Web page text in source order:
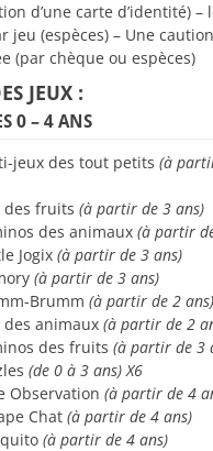
d’une carte d’identité) –
jeu (espèces) – Une
(par chèque ou espèces)
JEUX :
0 – 4 ANS
jeux des tout petits (à
des fruits (à partir de 3 ans)
des animaux(à partir
Jogix(à partir de 3 ans)
(à partir de 3 ans)
Brumm (à partir de 2 ans)
des animaux (à partir de 2
des fruits (à partir de 3
(de 0 à 3 ans) X6
Observation (à partir de 4
Chat (à partir de 4 ans)
(à partir de 4 ans)